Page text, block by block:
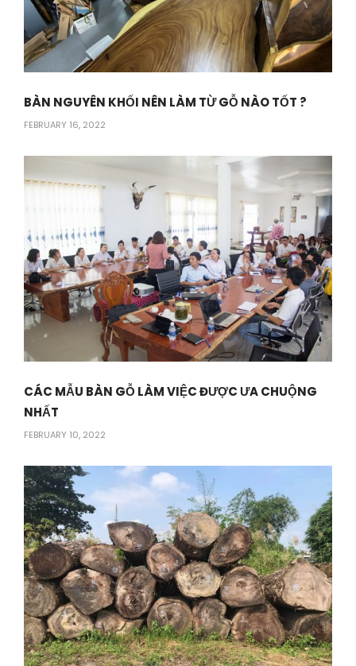
BÀN NGUYÊN KHỐI NÊN LÀM TỪ GỖ NÀO TỐT ?
FEBRUARY 16, 2022
CÁC MẪU BÀN GỖ LÀM VIỆC ĐƯỢC ƯA CHUỘNG
NHẤT
FEBRUARY 10, 2022